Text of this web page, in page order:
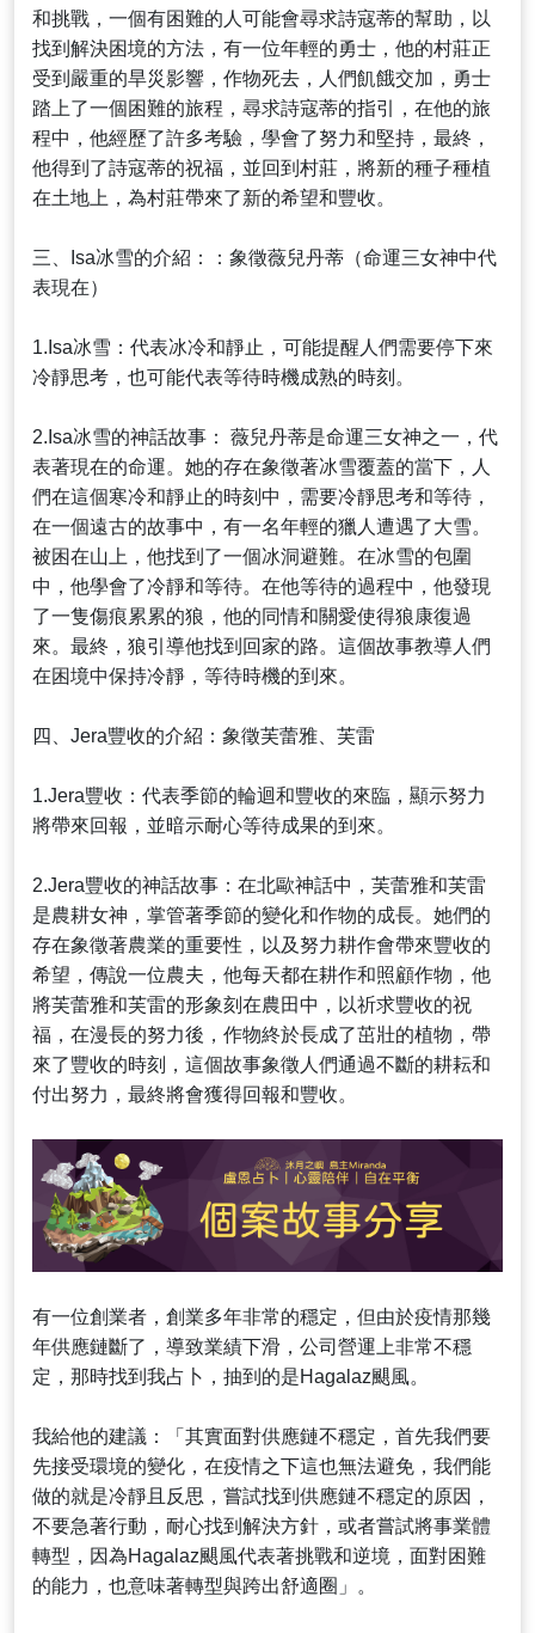
和挑戰，一個有困難的人可能會尋求詩寇蒂的幫助，以
找到解決困境的方法，有一位年輕的勇士，他的村莊正
受到嚴重的旱災影響，作物死去，人們飢餓交加，勇士
踏上了一個困難的旅程，尋求詩寇蒂的指引，在他的旅
程中，他經歷了許多考驗，學會了努力和堅持，最終，
他得到了詩寇蒂的祝福，並回到村莊，將新的種子種植
在土地上，為村莊帶來了新的希望和豐收。
三、Isa冰雪的介紹：：象徵薇兒丹蒂（命運三女神中代
表現在）
1.Isa冰雪：代表冰冷和靜止，可能提醒人們需要停下來
冷靜思考，也可能代表等待時機成熟的時刻。
2.Isa冰雪的神話故事： 薇兒丹蒂是命運三女神之一，代
表著現在的命運。她的存在象徵著冰雪覆蓋的當下，人
們在這個寒冷和靜止的時刻中，需要冷靜思考和等待，
在一個遠古的故事中，有一名年輕的獵人遭遇了大雪。
被困在山上，他找到了一個冰洞避難。在冰雪的包圍
中，他學會了冷靜和等待。在他等待的過程中，他發現
了一隻傷痕累累的狼，他的同情和關愛使得狼康復過
來。最終，狼引導他找到回家的路。這個故事教導人們
在困境中保持冷靜，等待時機的到來。
四、Jera豐收的介紹：象徵芙蕾雅、芙雷
1.Jera豐收：代表季節的輪迴和豐收的來臨，顯示努力
將帶來回報，並暗示耐心等待成果的到來。
2.Jera豐收的神話故事：在北歐神話中，芙蕾雅和芙雷
是農耕女神，掌管著季節的變化和作物的成長。她們的
存在象徵著農業的重要性，以及努力耕作會帶來豐收的
希望，傳說一位農夫，他每天都在耕作和照顧作物，他
將芙蕾雅和芙雷的形象刻在農田中，以祈求豐收的祝
福，在漫長的努力後，作物終於長成了茁壯的植物，帶
來了豐收的時刻，這個故事象徵人們通過不斷的耕耘和
付出努力，最終將會獲得回報和豐收。
有一位創業者，創業多年非常的穩定，但由於疫情那幾
年供應鏈斷了，導致業績下滑，公司營運上非常不穩
定，那時找到我占卜，抽到的是Hagalaz颶風。
我給他的建議：「其實面對供應鏈不穩定，首先我們要
先接受環境的變化，在疫情之下這也無法避免，我們能
做的就是冷靜且反思，嘗試找到供應鏈不穩定的原因，
不要急著行動，耐心找到解決方針，或者嘗試將事業體
轉型，因為Hagalaz颶風代表著挑戰和逆境，面對困難
的能力，也意味著轉型與跨出舒適圈」。